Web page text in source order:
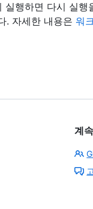
행하면 다시 실행
. 자세한 내용은 워
계